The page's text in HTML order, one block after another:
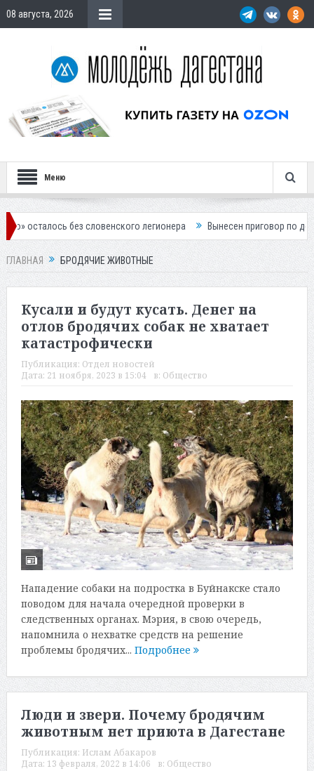
08 августа, 2026
Меню
без словенского легионера Вынесен приговор по делу о
ГЛАВНАЯ БРОДЯЧИЕ ЖИВОТНЫЕ
Кусали и будут кусать. Денег на
отлов бродячих собак не хватает
катастрофически
Публикация: Отдел новостей
Дата: 21 ноября, 2023 в 15:04 в: Общество
Нападение собаки на подростка в Буйнакске стало
поводом для начала очередной проверки в
следственных органах. Мэрия, в свою очередь,
напомнила о нехватке средств на решение
проблемы бродячих... Подробнее
Люди и звери. Почему бродячим
животным нет приюта в Дагестане
Публикация: Ислам Абакаров
Дата: 13 февраля, 2022 в 14:06 в: Общество